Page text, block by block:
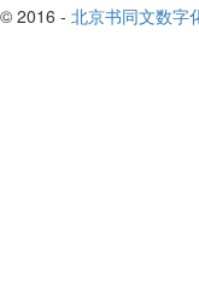
© 2016 - 北京书同文数字